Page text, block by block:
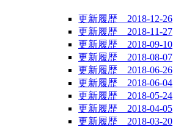
更新履歴 2018-12-26
更新履歴 2018-11-27
更新履歴 2018-09-10
更新履歴 2018-08-07
更新履歴 2018-06-26
更新履歴 2018-06-04
更新履歴 2018-05-24
更新履歴 2018-04-05
更新履歴 2018-03-20